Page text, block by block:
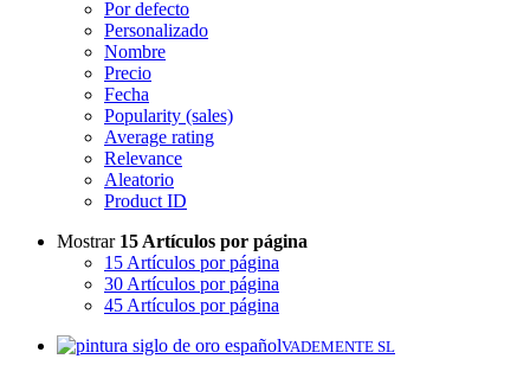
Por defecto
Personalizado
Nombre
Precio
Fecha
Popularity (sales)
Average rating
Relevance
Aleatorio
Product ID
Mostrar 15 Artículos por página
15 Artículos por página
30 Artículos por página
45 Artículos por página
VADEMENTE SL